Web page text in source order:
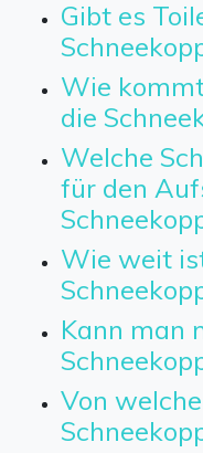
Gibt es
Wie
die
Welche
für den
Wie weit
Kann man
Von